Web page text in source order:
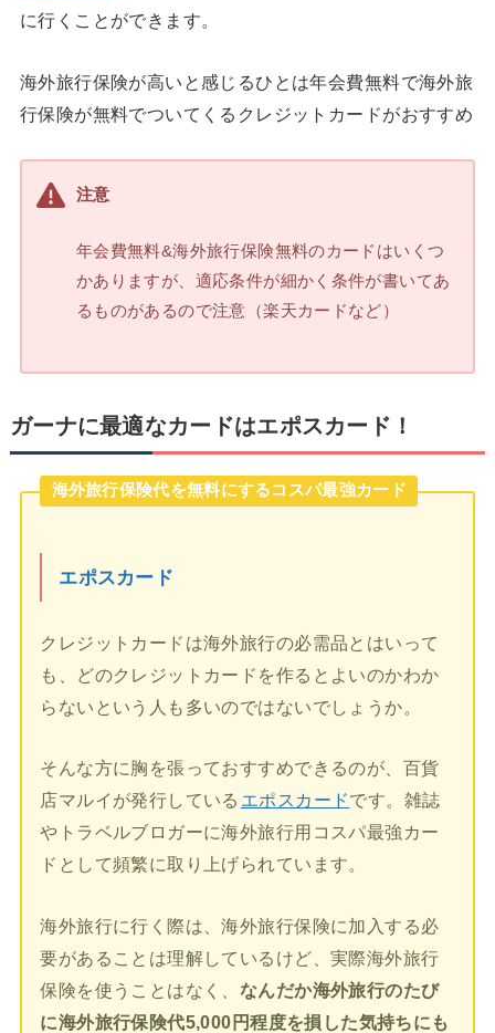
に行くことができます。
海外旅行保険が高いと感じるひとは年会費無料で海外旅
行保険が無料でついてくるクレジットカードがおすすめ
注意
年会費無料&海外旅行保険無料のカードはいくつ
かありますが、適応条件が細かく条件が書いてあ
るものがあるので注意（楽天カードなど）
ガーナに最適なカードはエポスカード！
海外旅行保険代を無料にするコスパ最強カード
エポスカード
クレジットカードは海外旅行の必需品とはいって
も、どのクレジットカードを作るとよいのかわか
らないという人も多いのではないでしょうか。
そんな方に胸を張っておすすめできるのが、百貨
店マルイが発行している エポスカードです。雑誌
やトラベルブロガーに海外旅行用コスパ最強カー
ドとして頻繁に取り上げられています。
海外旅行に行く際は、海外旅行保険に加入する必
要があることは理解しているけど、実際海外旅行
保険を使うことはなく、 なんだか海外旅行のたび
に海外旅行保険代5,000円程度を損した気持ちにも